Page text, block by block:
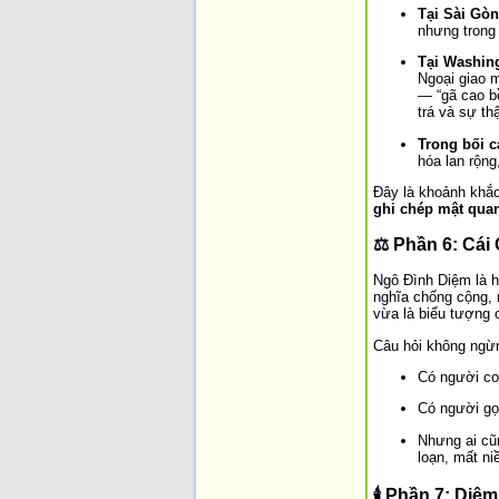
Tại Sài Gòn
nhưng
Tại
Ngoại giao
— “gã cao
trá và sự
Trong bối
hóa lan
Đây là khoảnh
ghi chép mật
⚖️ Phần 6:
Ngô Đình Diệm là
nghĩa chống cộng,
vừa là biểu tượng
Câu hỏi không
Có người
Có người
Nhưng ai
loạn, mất